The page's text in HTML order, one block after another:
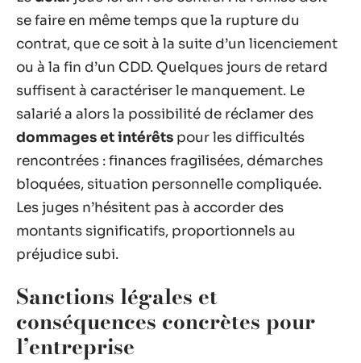
se faire en même temps que la rupture du
contrat, que ce soit à la suite d’un licenciement
ou à la fin d’un CDD. Quelques jours de retard
suffisent à caractériser le manquement. Le
salarié a alors la possibilité de réclamer des
dommages et intérêts pour les difficultés
rencontrées : finances fragilisées, démarches
bloquées, situation personnelle compliquée.
Les juges n’hésitent pas à accorder des
montants significatifs, proportionnels au
préjudice subi.
Sanctions légales et
conséquences concrètes pour
l’entreprise